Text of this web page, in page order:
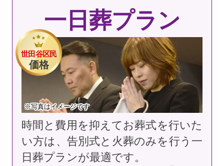
世田谷区民
価格
※写真はイメージです
一日葬プラン
時間と費用を抑えてお葬式を行いた
い方は、告別式と火葬のみを行う一
日葬プランが最適です。